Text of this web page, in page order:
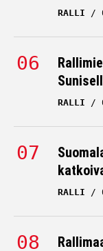
RALLI
RALLI
RALLI